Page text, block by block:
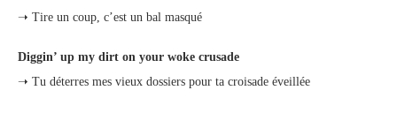
➝ Tire un coup, c’est un bal masqué
Diggin’ up my dirt on your woke crusade
➝ Tu déterres mes vieux dossiers pour ta croisade éveillée